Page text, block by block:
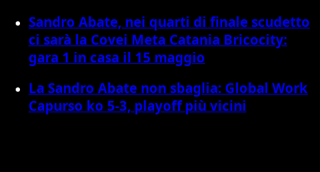
Sandro Abate, nei quarti di finale scudetto
ci sarà la Covei Meta Catania Bricocity:
gara 1 in casa il 15 maggio
La Sandro Abate non sbaglia: Global Work
Capurso ko 5-3, playoff più vicini